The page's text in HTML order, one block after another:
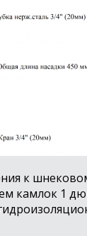
к
камлок 1